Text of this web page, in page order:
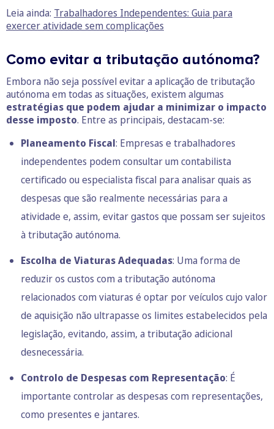
Leia ainda: Trabalhadores Independentes: Guia para
exercer atividade sem complicações
Como evitar a tributação autónoma?
Embora não seja possível evitar a aplicação de tributação
autónoma em todas as situações, existem algumas
estratégias que podem ajudar a minimizar o impacto
desse imposto. Entre as principais, destacam-se:
Planeamento Fiscal: Empresas e trabalhadores
independentes podem consultar um contabilista
certificado ou especialista fiscal para analisar quais as
despesas que são realmente necessárias para a
atividade e, assim, evitar gastos que possam ser sujeitos
à tributação autónoma.
Escolha de Viaturas Adequadas: Uma forma de
reduzir os custos com a tributação autónoma
relacionados com viaturas é optar por veículos cujo valor
de aquisição não ultrapasse os limites estabelecidos pela
legislação, evitando, assim, a tributação adicional
desnecessária.
Controlo de Despesas com Representação: É
importante controlar as despesas com representações,
como presentes e jantares.